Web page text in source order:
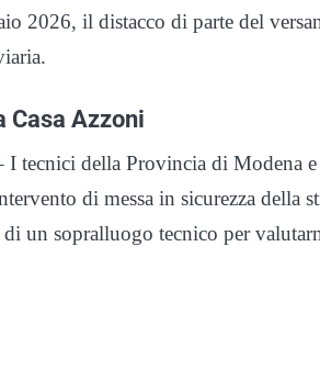
2026, il distacco di parte del
Casa Azzoni
della Provincia di Modena
di messa in sicurezza della
un sopralluogo tecnico per